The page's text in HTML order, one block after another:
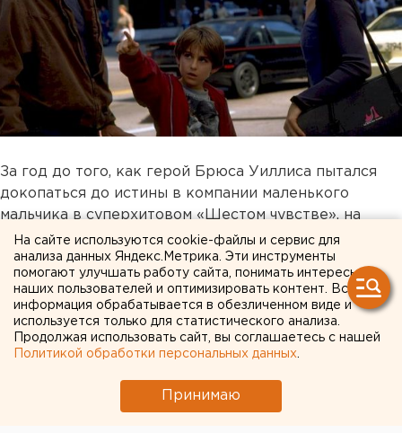
За год до того, как герой Брюса Уиллиса пытался
докопаться до истины в компании маленького
мальчика в суперхитовом «Шестом чувстве», на
большие экраны вышла своего рода генеральная
репетиция будущего культового фильма. В картине
«Меркурий в опасности» персонаж Уиллиса
защищает от федеральных агентов ребенка-
аутиста, случайно сумевшего разгадать новейший
правительственный код. И здесь получилось кино
реалистичный и временами даже трогательный
экшн-триллер с достойной работой актеров (Алек
На сайте используются cookie-файлы и сервис для
анализа данных Яндекс.Метрика. Эти инструменты
помогают улучшать работу сайта, понимать интересы
наших пользователей и оптимизировать контент. Вся
информация обрабатывается в обезличенном виде и
используется только для статистического анализа.
Продолжая использовать сайт, вы соглашаетесь с нашей
Политикой обработки персональных данных
Принимаю